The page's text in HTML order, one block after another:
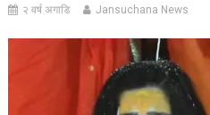
२ वर्ष अगाडि Jansuchana News